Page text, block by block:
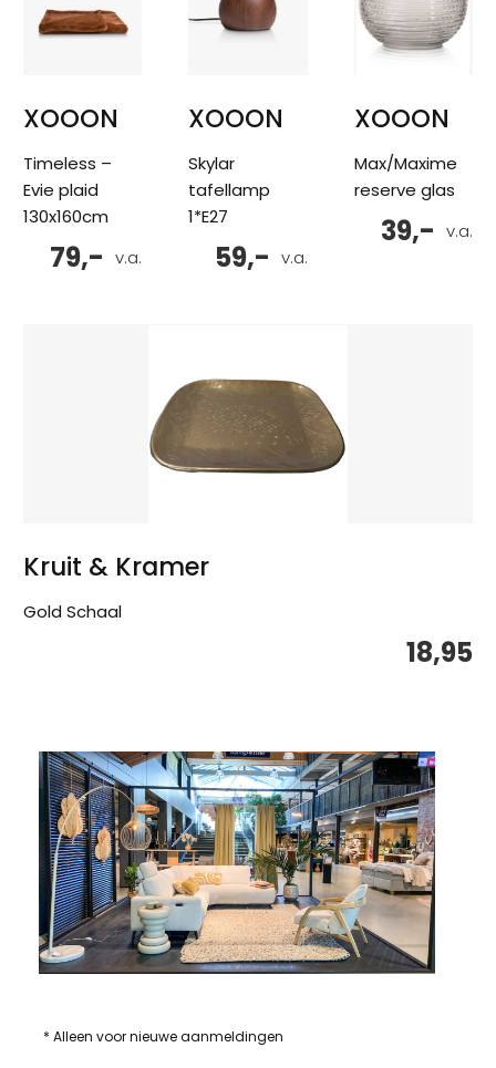
XOOON
Timeless –
Evie plaid
130x160cm
v.a.
79,-
XOOON
Skylar
tafellamp
1*E27
v.a.
59,-
XOOON
Max/Maxime
reserve glas
v.a.
39,-
Kruit & Kramer
Gold Schaal
18,95
* Alleen voor nieuwe aanmeldingen